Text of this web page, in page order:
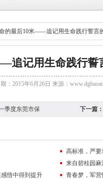
的最后10米——追记用生命践行誓言
追记用生命践行誓
：2015年6月26日 来源：
季度东莞市保 下一篇：
高标准，严
来自碧桂园
悟中得到提升